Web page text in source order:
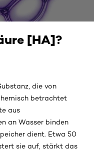
[HA]?
die von
betrachtet
aus
an Wasser binden
dient. Etwa 50
sie auf, stärkt das